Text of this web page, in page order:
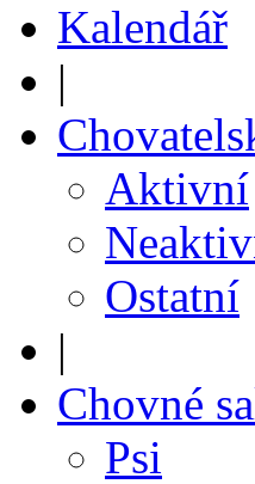
Kalendář
|
Aktivní
Ostatní
|
Chovné
Psi